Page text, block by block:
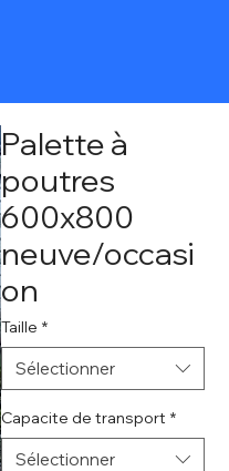
Palette à
poutres
600x800
neuve/occasi
on
Taille *
Sélectionner
Capacite de transport *
Sélectionner